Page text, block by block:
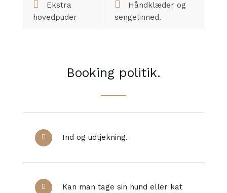
Ekstra
hovedpuder
Håndklæder og
sengelinned.
Booking politik.
Ind og udtjekning.
Kan man tage sin hund eller kat